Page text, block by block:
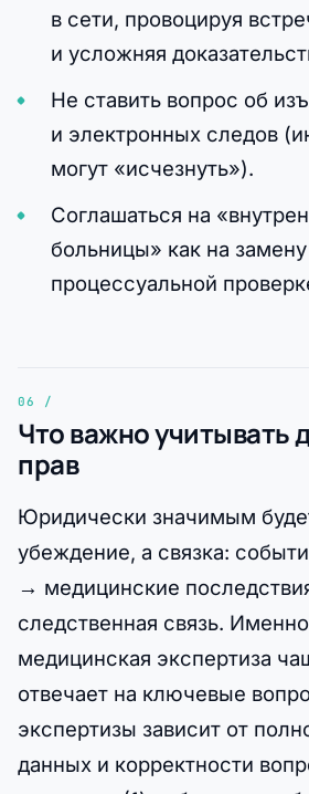
в сети, провоцируя
и усложняя
Не ставить вопрос об
и электронных следов
могут «исчезнуть»).
Соглашаться на
больницы» как на замену
процессуальной
Что важно учитывать
прав
Юридически значимым
убеждение, а связка:
→ медицинские
следственная связь.
медицинская экспертиза
отвечает на ключевые
экспертизы зависит от
данных и корректности